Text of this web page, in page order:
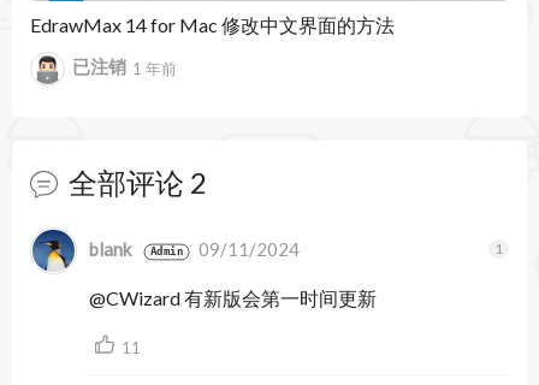
此更新包括一个新的番茄钟小部件、对许多非英语
朋友的语言支持、细节改进和一些错误修复。以下
- 语言支持西班牙语、中文、法语和俄语，更多语
言即将推出。如果您希望我们添加您的语言，请告
知我们！
- 修复了在便签中输入两个数字后跟一个空格会转
EdrawMax 14 for Mac 修改中文界面的方法
已注销 1 年前
全部评论 2
暂无跟帖
blank Admin 09/11/2024
@CWizard 有新版会第一时间更新
11